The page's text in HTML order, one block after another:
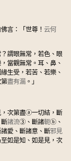
言：「世尊！ 云何
謂眼無常，若色、眼
當觀無常。耳、鼻、
生受，若苦、若樂、
盡有漏 。」
次第盡ⓐ一切結，斷
斷諸流③ 、斷諸軛ⓑ 、
諸愛、斷諸意、斷邪見
如是知、如是見，次